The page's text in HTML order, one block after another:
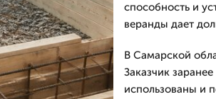
способность и
веранды дает
В Самарской
Заказчик
использованы и